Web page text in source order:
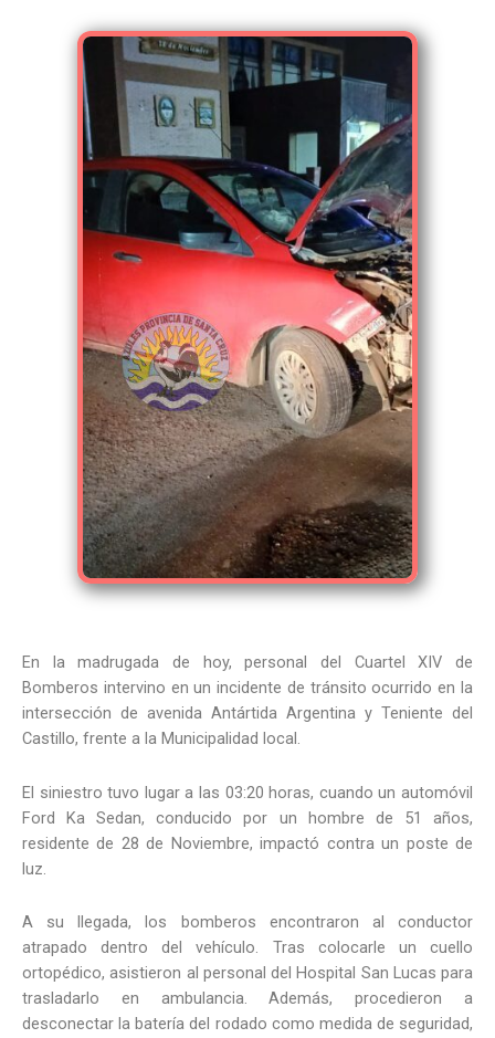
En la madrugada de hoy, personal del Cuartel XIV de
Bomberos intervino en un incidente de tránsito ocurrido en la
intersección de avenida Antártida Argentina y Teniente del
Castillo, frente a la Municipalidad local.
El siniestro tuvo lugar a las 03:20 horas, cuando un automóvil
Ford Ka Sedan, conducido por un hombre de 51 años,
residente de 28 de Noviembre, impactó contra un poste de
luz.
A su llegada, los bomberos encontraron al conductor
atrapado dentro del vehículo. Tras colocarle un cuello
ortopédico, asistieron al personal del Hospital San Lucas para
trasladarlo en ambulancia. Además, procedieron a
desconectar la batería del rodado como medida de seguridad,